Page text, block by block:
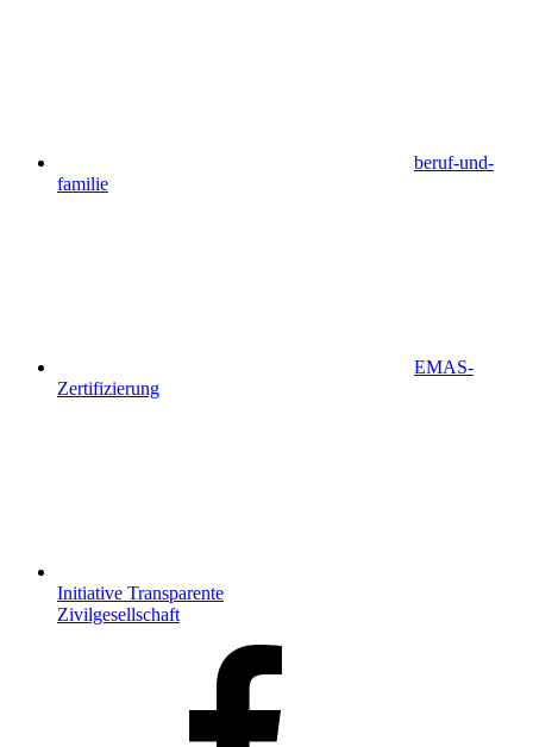
beruf-und-
familie
EMAS-
Zertifizierung
Initiative Transparente
Zivilgesellschaft